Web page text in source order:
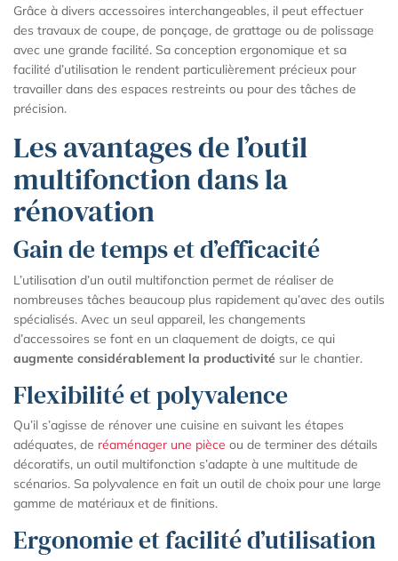
Grâce à divers accessoires interchangeables, il peut effectuer
des travaux de coupe, de ponçage, de grattage ou de polissage
avec une grande facilité. Sa conception ergonomique et sa
facilité d’utilisation le rendent particulièrement précieux pour
travailler dans des espaces restreints ou pour des tâches de
précision.
Les avantages de l’outil
multifonction dans la
rénovation
Gain de temps et d’efficacité
L’utilisation d’un outil multifonction permet de réaliser de
nombreuses tâches beaucoup plus rapidement qu’avec des outils
spécialisés. Avec un seul appareil, les changements
d’accessoires se font en un claquement de doigts, ce qui
augmente considérablement la productivité sur le chantier.
Flexibilité et polyvalence
Qu’il s’agisse de rénover une cuisine en suivant les étapes
adéquates, de réaménager une pièce ou de terminer des détails
décoratifs, un outil multifonction s’adapte à une multitude de
scénarios. Sa polyvalence en fait un outil de choix pour une large
gamme de matériaux et de finitions.
Ergonomie et facilité d’utilisation